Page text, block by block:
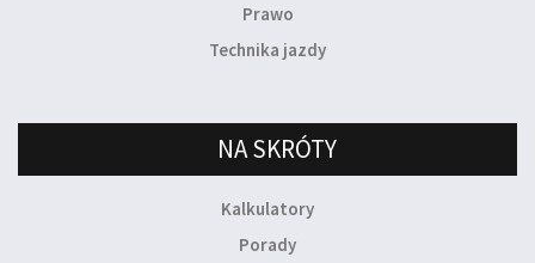
Prawo
Technika jazdy
NA SKRÓTY
Kalkulatory
Porady